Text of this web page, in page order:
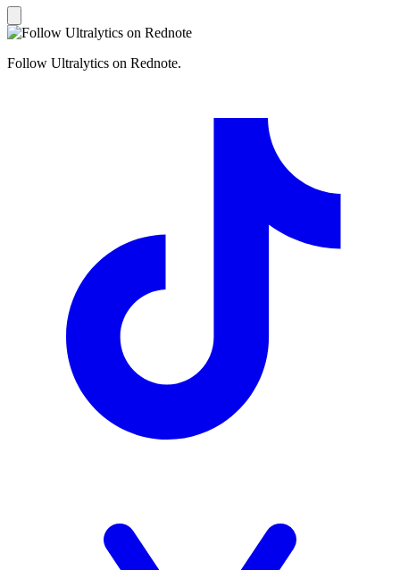
Follow Ultralytics on Rednote.